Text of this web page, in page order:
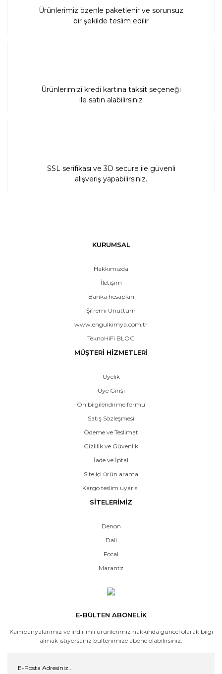
Ürünlerimiz özenle paketlenir ve sorunsuz
bir şekilde teslim edilir
Ürünlerimizi kredi kartına taksit seçeneği
ile satın alabilirsiniz
SSL serifikası ve 3D secure ile güvenli
alışveriş yapabilirsiniz.
KURUMSAL
Hakkımızda
İletişim
Banka hesapları
Şifremi Unuttum
www.engulkimya.com.tr
TeknoHiFi BLOG
MÜŞTERİ HİZMETLERİ
Üyelik
Üye Girişi
Ön bilgilendirme formu
Satış Sözleşmesi
Ödeme ve Teslimat
Gizlilik ve Güvenlik
İade ve İptal
Site içi ürün arama
Kargo teslim uyarısı
SİTELERİMİZ
Denon
Dali
Focal
Marantz
E-BÜLTEN ABONELİK
Kampanyalarımız ve indirimli ürünlerimiz hakkında güncel olarak bilgi
almak istiyorsanız bültenimize abone olabilirsiniz.